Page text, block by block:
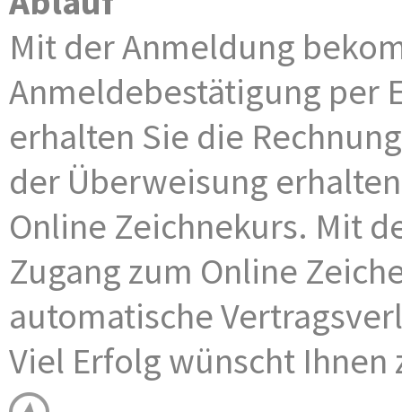
Mit der Anmeldung
Anmeldebestätigung per
erhalten Sie die
der Überweisung
Online Zeichnekurs. Mit
Zugang zum Online
automatische
Viel Erfolg wünscht